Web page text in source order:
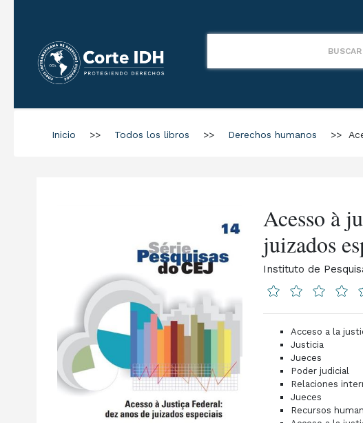
Inicio >> Todos los libros >> Derechos humanos >>
Acesso à
juizados
Instituto de
Acceso a la
Justicia
Jueces
Poder judicial
Relaciones
Jueces
Recursos